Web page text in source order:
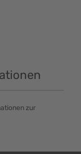
zur